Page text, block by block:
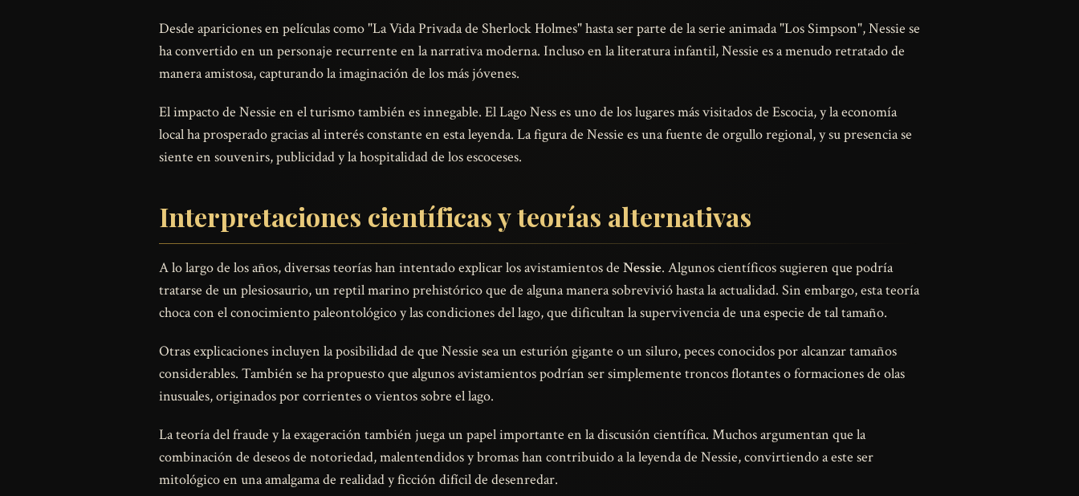
Desde apariciones en películas como "La Vida Privada de Sherlock Holmes" hasta ser parte de la serie animada "Los Simpson", Nessie se
ha convertido en un personaje recurrente en la narrativa moderna. Incluso en la literatura infantil, Nessie es a menudo retratado de
manera amistosa, capturando la imaginación de los más jóvenes.
El impacto de Nessie en el turismo también es innegable. El Lago Ness es uno de los lugares más visitados de Escocia, y la economía
local ha prosperado gracias al interés constante en esta leyenda. La figura de Nessie es una fuente de orgullo regional, y su presencia se
siente en souvenirs, publicidad y la hospitalidad de los escoceses.
Interpretaciones científicas y teorías alternativas
A lo largo de los años, diversas teorías han intentado explicar los avistamientos de Nessie. Algunos científicos sugieren que podría
tratarse de un plesiosaurio, un reptil marino prehistórico que de alguna manera sobrevivió hasta la actualidad. Sin embargo, esta teoría
choca con el conocimiento paleontológico y las condiciones del lago, que dificultan la supervivencia de una especie de tal tamaño.
Otras explicaciones incluyen la posibilidad de que Nessie sea un esturión gigante o un siluro, peces conocidos por alcanzar tamaños
considerables. También se ha propuesto que algunos avistamientos podrían ser simplemente troncos flotantes o formaciones de olas
inusuales, originados por corrientes o vientos sobre el lago.
La teoría del fraude y la exageración también juega un papel importante en la discusión científica. Muchos argumentan que la
combinación de deseos de notoriedad, malentendidos y bromas han contribuido a la leyenda de Nessie, convirtiendo a este ser
mitológico en una amalgama de realidad y ficción difícil de desenredar.